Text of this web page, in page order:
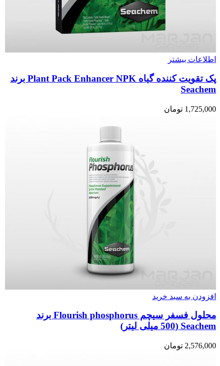
اطلاعات بیشتر
پک تقویت کننده گیاه Plant Pack Enhancer NPK برند
Seachem
1,725,000 تومان
افزودن به سبد خرید
محلول فسفر سیچم Flourish phosphorus برند
Seachem (500 میلی لیتر)
2,576,000 تومان